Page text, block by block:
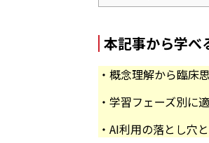
本記事から学べ
・概念理解から臨床
・学習フェーズ別に
・AI利用の落とし穴